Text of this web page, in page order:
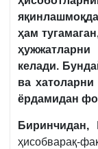
ҳам
келади.
ва
ёрдамидан
Биринчидан,
ҳисобварақ-